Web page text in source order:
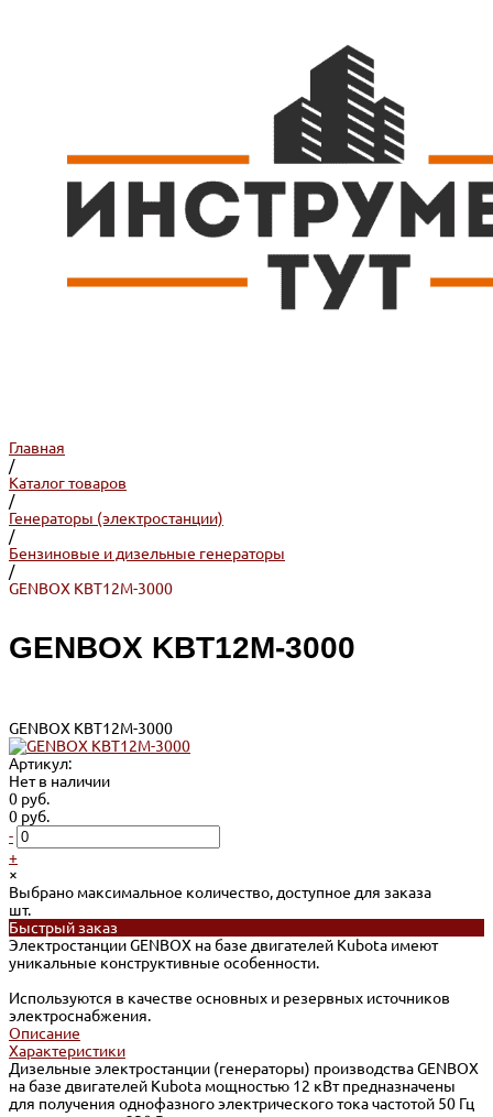
Главная
/
Каталог товаров
/
Генераторы (электростанции)
/
Бензиновые и дизельные генераторы
/
GENBOX KBT12M-3000
GENBOX KBT12M-3000
GENBOX KBT12M-3000
Артикул:
Нет в наличии
0 руб.
0 руб.
-
+
×
Выбрано максимальное количество, доступное для заказа
шт.
Быстрый заказ
Электростанции GENBOX на базе двигателей Kubota имеют
уникальные конструктивные особенности.
Используются в качестве основных и резервных источников
электроснабжения.
Описание
Характеристики
Дизельные электростанции (генераторы) производства GENBOX
на базе двигателей Kubota мощностью 12 кВт предназначены
для получения однофазного электрического тока частотой 50 Гц